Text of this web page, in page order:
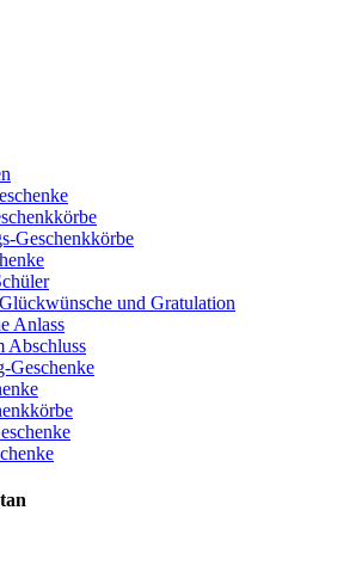
Geschenkkörbe
und Gratulation
Anlass
Abschluss
Geschenke